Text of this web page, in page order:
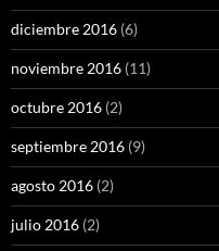
diciembre 2016 (6)
noviembre 2016 (11)
octubre 2016 (2)
septiembre 2016 (9)
agosto 2016 (2)
julio 2016 (2)